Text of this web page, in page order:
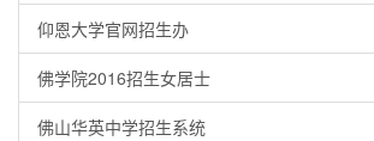
仰恩大学官网招生办
佛学院2016招生女居士
佛山华英中学招生系统